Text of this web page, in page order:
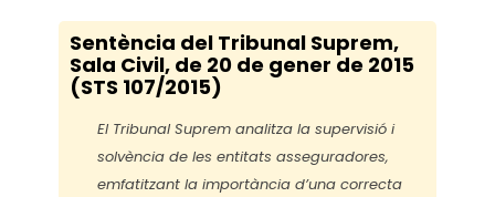
Sentència del Tribunal Suprem,
Sala Civil, de 20 de gener de 2015
(STS 107/2015)
El Tribunal Suprem analitza la supervisió i
solvència de les entitats asseguradores,
emfatitzant la importància d’una correcta